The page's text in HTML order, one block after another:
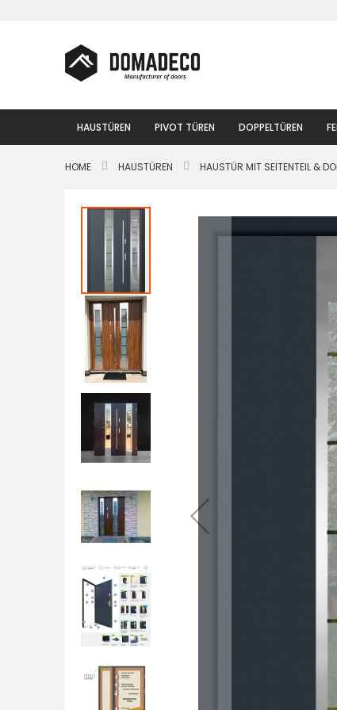
Inhalt
HAUSTÜREN PIVOT TÜREN DOPPELTÜREN
HOME HAUSTÜREN HAUSTÜR MIT SEITENTEIL &
Zum
Ende
Bildgalerie
springen